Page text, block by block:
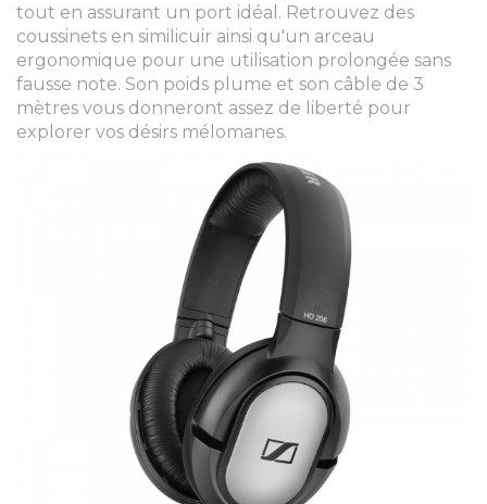
tout en assurant un port idéal. Retrouvez des
coussinets en similicuir ainsi qu'un arceau
ergonomique pour une utilisation prolongée sans
fausse note. Son poids plume et son câble de 3
mètres vous donneront assez de liberté pour
explorer vos désirs mélomanes.